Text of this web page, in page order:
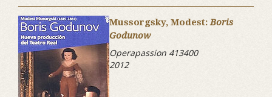
Mussorgsky, Modest:Boris
Godunow
Operapassion 413400
2012